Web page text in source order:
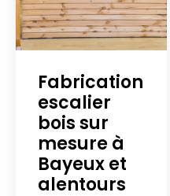
Fabrication
escalier
bois sur
mesure à
Bayeux et
alentours